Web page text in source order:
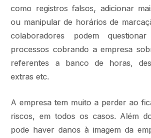
como registros falsos, adicionar
ou manipular de horários de
colaboradores podem
processos cobrando a empresa
referentes a banco de horas,
extras etc.
A empresa tem muito a perder ao
riscos, em todos os casos. Além
pode haver danos à imagem da